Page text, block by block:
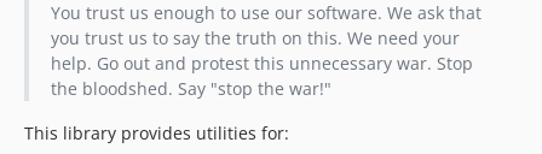
You trust us enough to use our software. We ask that
you trust us to say the truth on this. We need your
help. Go out and protest this unnecessary war. Stop
the bloodshed. Say "stop the war!"
This library provides utilities for: